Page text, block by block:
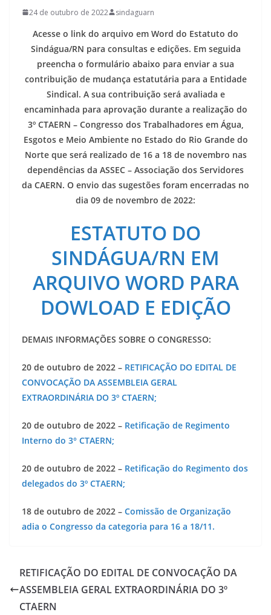
24 de outubro de 2022 sindaguarn
Acesse o link do arquivo em Word do Estatuto do
Sindágua/RN para consultas e edições. Em seguida
preencha o formulário abaixo para enviar a sua
contribuição de mudança estatutária para a Entidade
Sindical. A sua contribuição será avaliada e
encaminhada para aprovação durante a realização do
3º CTAERN – Congresso dos Trabalhadores em Água,
Esgotos e Meio Ambiente no Estado do Rio Grande do
Norte que será realizado de 16 a 18 de novembro nas
dependências da ASSEC – Associação dos Servidores
da CAERN. O envio das sugestões foram encerradas no
dia 09 de novembro de 2022:
ESTATUTO DO
SINDÁGUA/RN EM
ARQUIVO WORD PARA
DOWLOAD E EDIÇÃO
DEMAIS INFORMAÇÕES SOBRE O CONGRESSO:
20 de outubro de 2022 – RETIFICAÇÃO DO EDITAL DE
CONVOCAÇÃO DA ASSEMBLEIA GERAL
EXTRAORDINÁRIA DO 3º CTAERN;
20 de outubro de 2022 – Retificação de Regimento
Interno do 3° CTAERN;
20 de outubro de 2022 – Retificação do Regimento dos
delegados do 3º CTAERN;
18 de outubro de 2022 – Comissão de Organização
adia o Congresso da categoria para 16 a 18/11.
RETIFICAÇÃO DO EDITAL DE CONVOCAÇÃO DA
ASSEMBLEIA GERAL EXTRAORDINÁRIA DO 3º
CTAERN